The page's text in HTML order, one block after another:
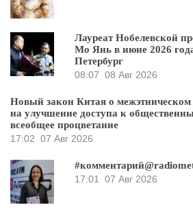
Лауреат Нобелевской
Мо Янь в июне 2026
Петербург
08:07 08 Авг 2026
Новый закон Китая о межэтническом
на улучшение доступа к
всеобщее процветание
17:02 07 Авг 2026
17:01
07 Авг 2026